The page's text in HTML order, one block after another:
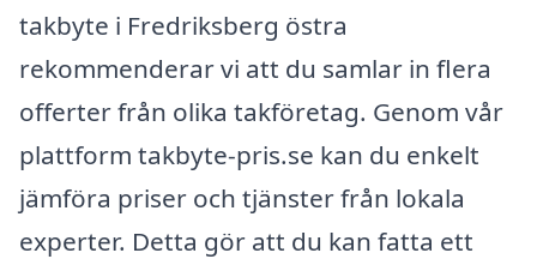
takbyte i Fredriksberg östra
rekommenderar vi att du samlar in flera
offerter från olika takföretag. Genom vår
plattform takbyte-pris.se kan du enkelt
jämföra priser och tjänster från lokala
experter. Detta gör att du kan fatta ett